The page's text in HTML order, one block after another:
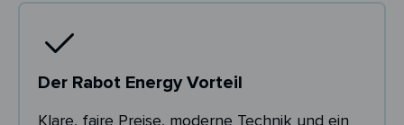
Der Rabot Energy Vorteil
Klare, faire Preise, moderne Technik und ein